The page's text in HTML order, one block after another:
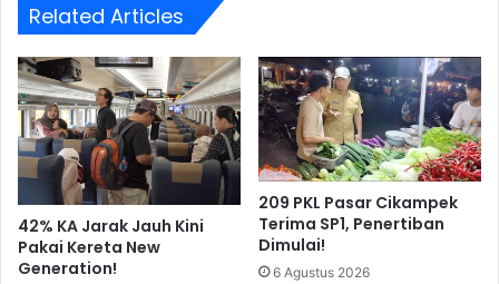
Related Articles
42% KA Jarak Jauh Kini
Pakai Kereta New
Generation!
209 PKL Pasar Cikampek
Terima SP1, Penertiban
Dimulai!
6 Agustus 2026